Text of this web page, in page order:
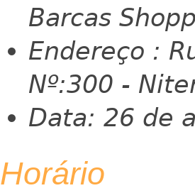
Barcas
Endereço :
Nº:300 -
Data: 26 de
Horário